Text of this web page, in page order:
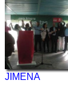
JIMENA